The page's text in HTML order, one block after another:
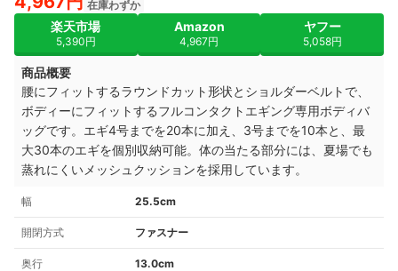
在庫わずか
楽天市場
5,390円
Amazon
4,967円
ヤフー
5,058円
商品概要
腰にフィットするラウンドカット形状とショルダーベルトで、
ボディーにフィットするフルコンタクトエギング専用ボディバ
ッグです。エギ4号までを20本に加え、3号までを10本と、最
大30本のエギを個別収納可能。体の当たる部分には、夏場でも
蒸れにくいメッシュクッションを採用しています。
幅 25.5cm
開閉方式 ファスナー
奥行 13.0cm